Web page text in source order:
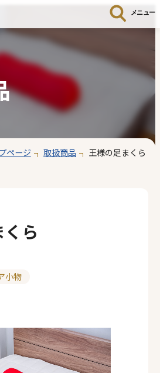
メニュー
ページ 取扱商品 王様の足まくら
ら
小物